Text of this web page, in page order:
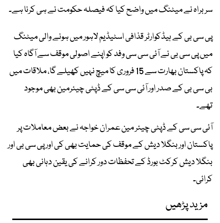
سربراہ نے میٹنگ میں واضح کیا کہ فیصلہ حکومت نے ہی کرنا ہے۔
پی سی بی کے ہیڈکوارٹر قذافی اسٹیڈیم لاہور میں ہونے والی میٹنگ
میں پی سی بی نے آئی سی سی وفد کو اپنے اصولی موقف سے آگاہ کیا
کہ پاکستان بھارت سے 15 فروری کا میچ نہیں کھیلے گا، ملاقات میں
بی سی بی کے صدر اور آئی سی سی کے ڈپٹی چیئرمین بھی موجود
تھے۔
آئی سی سی کے ڈپٹی چیئر مین عمران خواجہ نے بعض معاملات پر
پاکستان اور بنگلا دیش کے موقف کی حمایت بھی کی اور پی سی بی اور
بنگلا دیش کرکٹ بورڈ کے تحفظات دور کرانے کی یقین دہانی بھی
کرائی۔
مزید پڑھیں